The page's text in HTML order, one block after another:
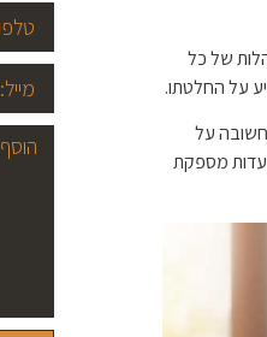
של כל
על החלטתו.
על
מספקת